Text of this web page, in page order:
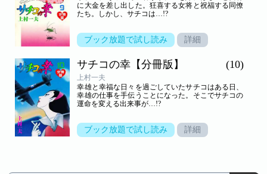
に大金を差し出した。狂喜する女将と祝福する同僚
たち。しかし、サチコは…!?
ブック放題で試し読み 詳細
サチコの幸【分冊版】 (10)
上村一夫
幸雄と幸福な日々を過ごしていたサチコはある日、
幸雄の仕事を手伝うことになった。そこでサチコの
運命を変える出来事が…!?
ブック放題で試し読み 詳細